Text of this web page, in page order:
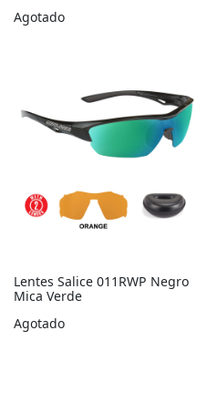
Agotado
Lentes Salice 011RWP Negro
Mica Verde
Agotado